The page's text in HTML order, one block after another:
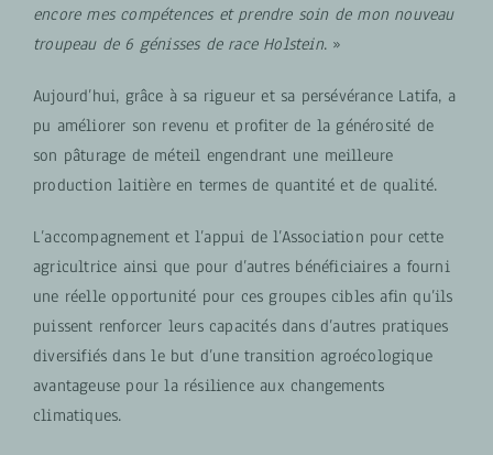
encore mes compétences et prendre soin de mon nouveau
troupeau de 6 génisses de race Holstein. »
Aujourd’hui, grâce à sa rigueur et sa persévérance Latifa, a
pu améliorer son revenu et profiter de la générosité de
son pâturage de méteil engendrant une meilleure
production laitière en termes de quantité et de qualité.
L’accompagnement et l’appui de l’Association pour cette
agricultrice ainsi que pour d’autres bénéficiaires a fourni
une réelle opportunité pour ces groupes cibles afin qu’ils
puissent renforcer leurs capacités dans d’autres pratiques
diversifiés dans le but d’une transition agroécologique
avantageuse pour la résilience aux changements
climatiques.